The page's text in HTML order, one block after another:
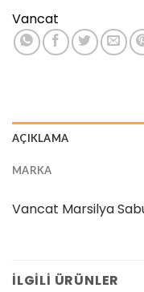
Vancat
AÇIKLAMA
MARKA
Vancat Marsilya
İLGILI ÜRÜNLER